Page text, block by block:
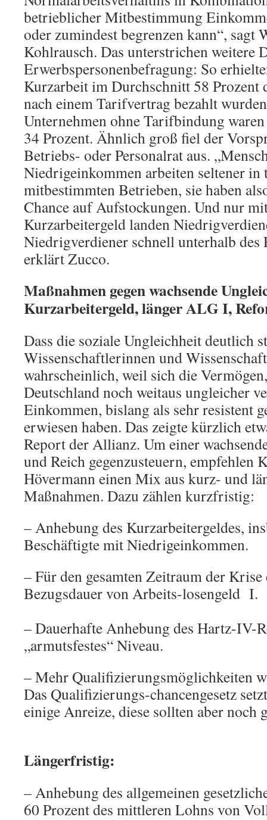
betrieblicher Mitbestimmung
oder zumindest begrenzen kann“,
Kohlrausch. Das unterstrichen weitere
Erwerbspersonenbefragung: So
Kurzarbeit im Durchschnitt 58 Prozent
nach einem Tarifvertrag bezahlt
Unternehmen ohne Tarifbindung
34 Prozent. Ähnlich groß fiel der
Betriebs- oder Personalrat aus.
Niedrigeinkommen arbeiten seltener in
mitbestimmten Betrieben, sie haben
Chance auf Aufstockungen. Und nur
Kurzarbeitergeld landen
Niedrigverdiener schnell unterhalb
erklärt Zucco.
Maßnahmen gegen wachsende
Kurzarbeitergeld, länger ALG I,
Dass die soziale Ungleichheit deutlich
Wissenschaftlerinnen und
wahrscheinlich, weil sich die
Deutschland noch weitaus ungleicher
Einkommen, bislang als sehr resistent
erwiesen haben. Das zeigte kürzlich
Report der Allianz. Um einer
und Reich gegenzusteuern, empfehlen
Hövermann einen Mix aus kurz- und
Maßnahmen. Dazu zählen kurzfristig:
– Anhebung des Kurzarbeitergeldes,
Beschäftigte mit Niedrigeinkommen.
– Für den gesamten Zeitraum der
Bezugsdauer von Arbeits-
– Dauerhafte Anhebung des Hartz-IV-
„armutsfestes“ Niveau.
– Mehr Qualifizierungsmöglichkeiten
Das Qualifizierungs-chancengesetz
einige Anreize, diese sollten aber noch
Längerfristig:
– Anhebung des allgemeinen
60 Prozent des mittleren Lohns von